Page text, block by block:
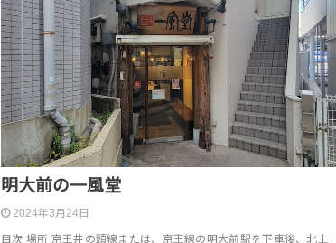
明大前の一風堂
2024年3月24日
目次 場所 京王井の頭線または、京王線の明大前駅を下車後、北上